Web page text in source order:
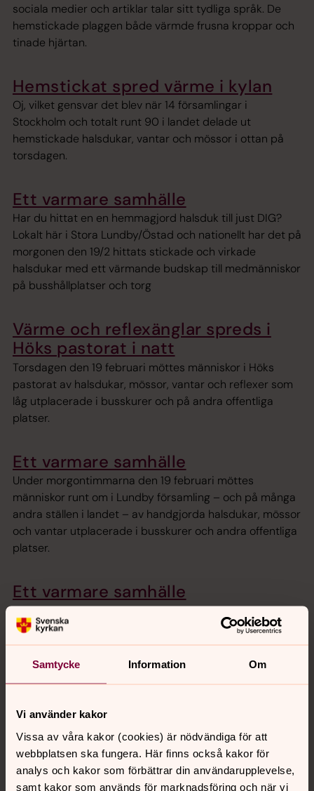
Samtycke Information Om
Vi använder kakor
Vissa av våra kakor (cookies) är nödvändiga för att
webbplatsen ska fungera. Här finns också kakor för
analys och kakor som förbättrar din användarupplevelse,
samt kakor som används för marknadsföring och när vi
sociala medier och artiklar talar sitt tydliga språk. De
hemstickade plaggen både värmde frusna kroppar och
tinade hjärtan.
Hemstickat spred värme i kylan
Oj, vilket gensvar det blev när 14 församlingar i
Stockholm och totalt runt 90 i landet delade ut
hemstickade halsdukar, vantar och mössor i ottan på
torsdagen.
Ett varmare samhälle
Har du hittat en en hemmagjord halsduk till just DIG?
Lokalt här i Stora Lundby/Östad och nationellt har det på
morgonen den 19/2 hittats stickade och virkade
halsdukar med ett värmande budskap till medmänniskor
på busshållplatser och torg
Värme och reflexänglar spreds i
Höks pastorat i natt
Torsdagen den 19 februari möttes människor i Höks
pastorat av halsdukar, mössor, vantar och reflexer som
låg utplacerade i busskurer och på andra offentliga
platser.
Ett varmare samhälle
Under morgontimmarna den 19 februari möttes
människor runt om i Lundby församling – och på många
andra ställen i landet – av handgjorda halsdukar, mössor
och vantar utplacerade i busskurer och andra offentliga
platser.
Ett varmare samhälle
Torsdagen den 19 februari möttes människor runt om i
landet av handstickade och virkade halsdukar, mössor
och vantar som låg utplacerade i busskurer och på
andra offentliga platser.
Ett varmare samhälle
påminnelser om vikten av medmänsklighet.
Tillsammans kan vi skapa ett